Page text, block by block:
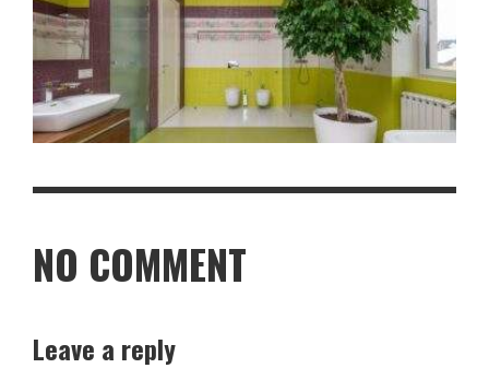
NO COMMENT
Leave a reply